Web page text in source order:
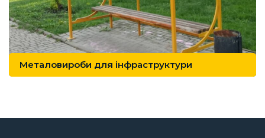
Металовироби для інфраструктури